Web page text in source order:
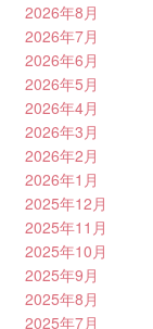
2026年8月
2026年7月
2026年6月
2026年5月
2026年4月
2026年3月
2026年2月
2026年1月
2025年12月
2025年11月
2025年10月
2025年9月
2025年8月
2025年7月